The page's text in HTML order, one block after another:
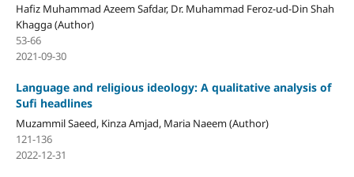
Hafiz Muhammad Azeem Safdar, Dr. Muhammad Feroz-ud-Din Shah
Khagga (Author)
53-66
2021-09-30
Language and religious ideology: A qualitative analysis of
Sufi headlines
Muzammil Saeed, Kinza Amjad, Maria Naeem (Author)
121-136
2022-12-31